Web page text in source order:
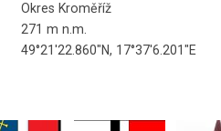
Okres Kroměříž
271 m n.m.
49°21'22.860"N, 17°37'6.201"E